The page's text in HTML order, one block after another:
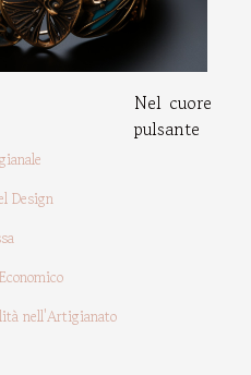
Design
nell'Artigianato
Nel cuore
pulsante